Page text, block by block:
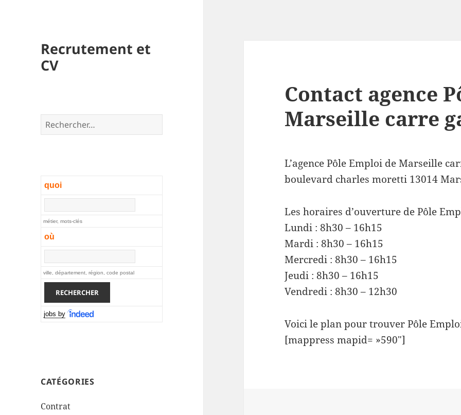
Recrutement et
CV
Rechercher :
quoi
métier, mots-clés
où
ville, département, région, code postal
jobs by
CATÉGORIES
Contrat
Contact agence
Marseille carre
L’agence Pôle Emploi de Marseille
boulevard charles moretti 13014
Les horaires d’ouverture de Pôle
Lundi : 8h30 – 16h15
Mardi : 8h30 – 16h15
Mercredi : 8h30 – 16h15
Jeudi : 8h30 – 16h15
Vendredi : 8h30 – 12h30
Voici le plan pour trouver Pôle
[mappress mapid= »590″]